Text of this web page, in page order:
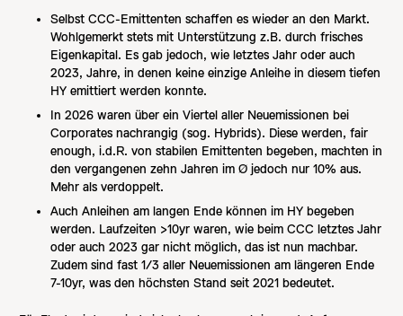
Selbst CCC-Emittenten schaffen es wieder an den Markt.
Wohlgemerkt stets mit Unterstützung z.B. durch frisches
Eigenkapital. Es gab jedoch, wie letztes Jahr oder auch
2023, Jahre, in denen keine einzige Anleihe in diesem tiefen
HY emittiert werden konnte.
In 2026 waren über ein Viertel aller Neuemissionen bei
Corporates nachrangig (sog. Hybrids). Diese werden, fair
enough, i.d.R. von stabilen Emittenten begeben, machten in
den vergangenen zehn Jahren im Ø jedoch nur 10% aus.
Mehr als verdoppelt.
Auch Anleihen am langen Ende können im HY begeben
werden. Laufzeiten >10yr waren, wie beim CCC letztes Jahr
oder auch 2023 gar nicht möglich, das ist nun machbar.
Zudem sind fast 1/3 aller Neuemissionen am längeren Ende
7-10yr, was den höchsten Stand seit 2021 bedeutet.